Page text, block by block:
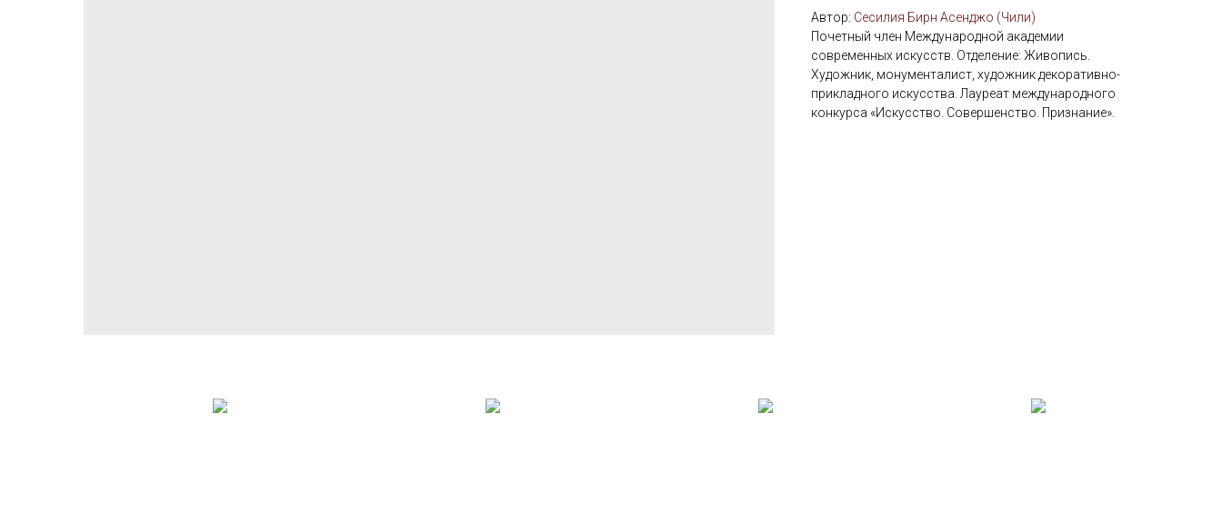
Автор: Сесилия Бирн Асенджо (Чили)
Почетный член Международной академии
современных искусств. Отделение: Живопись.
Художник, монументалист, художник декоративно-
прикладного искусства. Лауреат международного
конкурса «Искусство. Совершенство. Признание».